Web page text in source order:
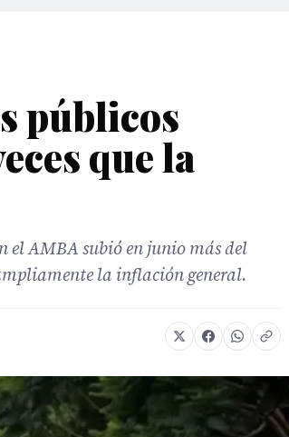
públicos
que la
el AMBA subió en junio más del
la inflación general.